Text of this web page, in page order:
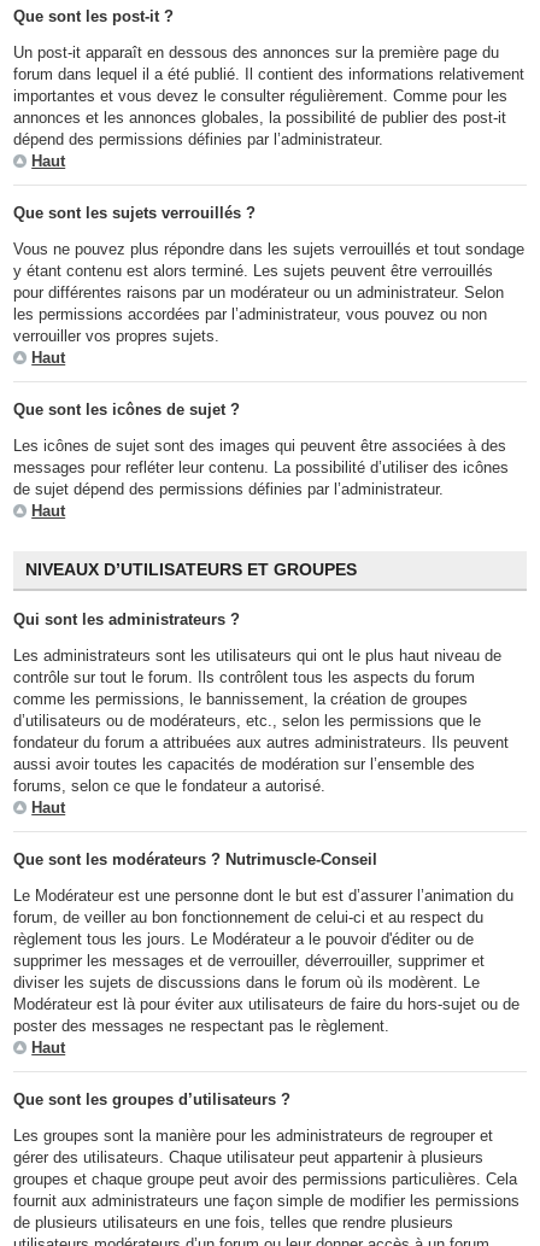
Que sont les post-it ?
Un post-it apparaît en dessous des annonces sur la première page du
forum dans lequel il a été publié. Il contient des informations relativement
importantes et vous devez le consulter régulièrement. Comme pour les
annonces et les annonces globales, la possibilité de publier des post-it
dépend des permissions définies par l’administrateur.
Haut
Que sont les sujets verrouillés ?
Vous ne pouvez plus répondre dans les sujets verrouillés et tout sondage
y étant contenu est alors terminé. Les sujets peuvent être verrouillés
pour différentes raisons par un modérateur ou un administrateur. Selon
les permissions accordées par l’administrateur, vous pouvez ou non
verrouiller vos propres sujets.
Haut
Que sont les icônes de sujet ?
Les icônes de sujet sont des images qui peuvent être associées à des
messages pour refléter leur contenu. La possibilité d’utiliser des icônes
de sujet dépend des permissions définies par l’administrateur.
Haut
NIVEAUX D’UTILISATEURS ET GROUPES
Qui sont les administrateurs ?
Les administrateurs sont les utilisateurs qui ont le plus haut niveau de
contrôle sur tout le forum. Ils contrôlent tous les aspects du forum
comme les permissions, le bannissement, la création de groupes
d’utilisateurs ou de modérateurs, etc., selon les permissions que le
fondateur du forum a attribuées aux autres administrateurs. Ils peuvent
aussi avoir toutes les capacités de modération sur l’ensemble des
forums, selon ce que le fondateur a autorisé.
Haut
Que sont les modérateurs ? Nutrimuscle-Conseil
Le Modérateur est une personne dont le but est d’assurer l’animation du
forum, de veiller au bon fonctionnement de celui-ci et au respect du
règlement tous les jours. Le Modérateur a le pouvoir d'éditer ou de
supprimer les messages et de verrouiller, déverrouiller, supprimer et
diviser les sujets de discussions dans le forum où ils modèrent. Le
Modérateur est là pour éviter aux utilisateurs de faire du hors-sujet ou de
poster des messages ne respectant pas le règlement.
Haut
Que sont les groupes d’utilisateurs ?
Les groupes sont la manière pour les administrateurs de regrouper et
gérer des utilisateurs. Chaque utilisateur peut appartenir à plusieurs
groupes et chaque groupe peut avoir des permissions particulières. Cela
fournit aux administrateurs une façon simple de modifier les permissions
de plusieurs utilisateurs en une fois, telles que rendre plusieurs